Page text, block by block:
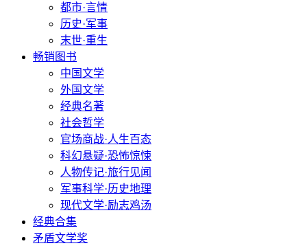
都市·言情
历史·军事
末世·重生
畅销图书
中国文学
外国文学
经典名著
社会哲学
官场商战·人生百态
科幻悬疑·恐怖惊悚
人物传记·旅行见闻
军事科学·历史地理
现代文学·励志鸡汤
经典合集
矛盾文学奖